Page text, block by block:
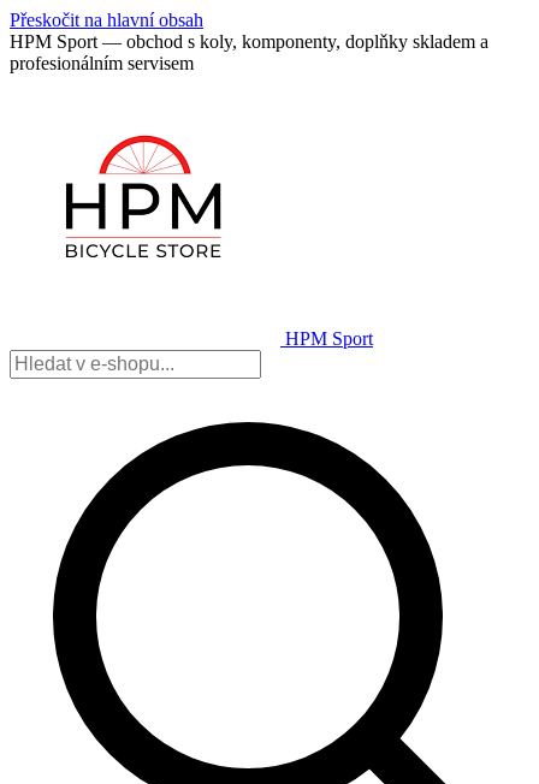
Přeskočit na hlavní obsah
HPM Sport — obchod s koly, komponenty, doplňky skladem a
profesionálním servisem
HPM Sport